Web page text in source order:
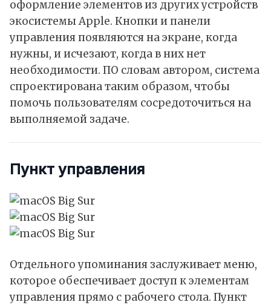
оформление элементов из других устройств
экосистемы Apple. Кнопки и панели
управления появляются на экране, когда
нужны, и исчезают, когда в них нет
необходимости. ПО словам автором, система
спроектирована таким образом, чтобы
помочь пользователям сосредоточиться на
выполняемой задаче.
Пункт управления
Отдельного упоминания заслуживает меню,
которое обеспечивает доступ к элементам
управления прямо с рабочего стола. Пункт